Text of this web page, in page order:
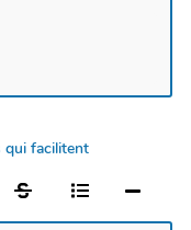
qui facilitent